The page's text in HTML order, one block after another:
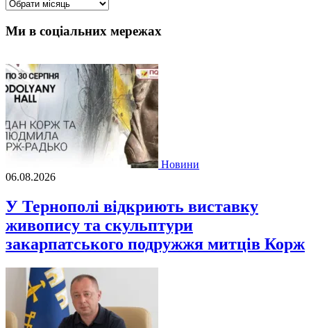
Ми в соціальних мережах
Новини
06.08.2026
У Тернополі відкриють виставку
живопису та скульптури
закарпатського подружжя митців Корж